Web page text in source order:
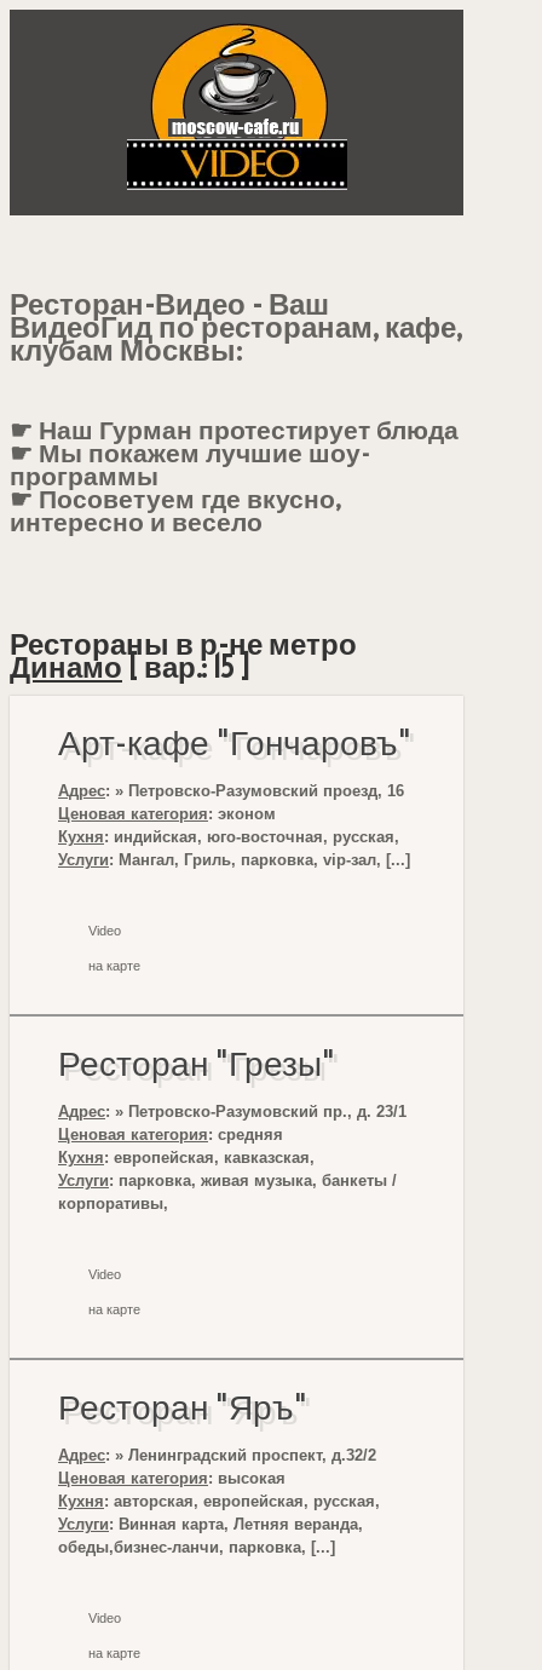
Ресторан-Видео - Ваш
ВидеоГид по ресторанам, кафе,
клубам Москвы:
☛ Наш Гурман протестирует блюда
☛ Мы покажем лучшие шоу-
программы
☛ Посоветуем где вкусно,
интересно и весело
Рестораны в р-не метро
Динамо[ вар.: 15 ]
Арт-кафе "Гончаровъ"
Адрес: » Петровско-Разумовский проезд, 16
Ценовая категория: эконом
Кухня: индийская, юго-восточная, русская,
Услуги: Мангал, Гриль, парковка, vip-зал, [...]
Video
на карте
Ресторан "Грезы"
Адрес: » Петровско-Разумовский пр., д. 23/1
Ценовая категория: средняя
Кухня: европейская, кавказская,
Услуги: парковка, живая музыка, банкеты /
корпоративы,
Video
на карте
Ресторан "Яръ"
Адрес: » Ленинградский проспект, д.32/2
Ценовая категория: высокая
Кухня: авторская, европейская, русская,
Услуги: Винная карта, Летняя веранда,
обеды,бизнес-ланчи, парковка, [...]
Video
на карте